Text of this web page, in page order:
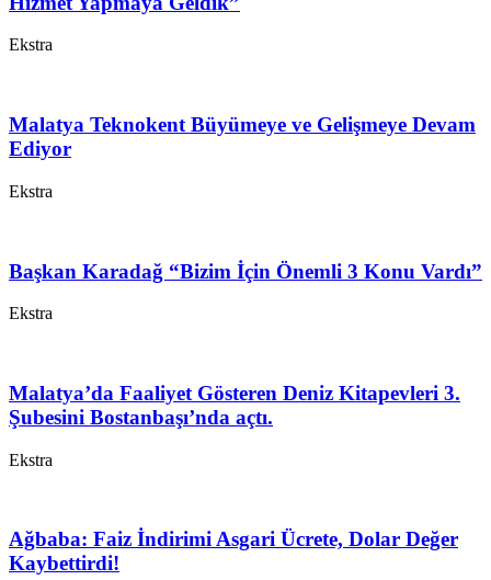
Ekstra
Malatya Teknokent Büyümeye ve Gelişmeye Devam
Ediyor
Ekstra
Başkan Karadağ “Bizim İçin Önemli 3 Konu Vardı”
Ekstra
Malatya’da Faaliyet Gösteren Deniz Kitapevleri 3.
Şubesini Bostanbaşı’nda açtı.
Ekstra
Ağbaba: Faiz İndirimi Asgari Ücrete, Dolar Değer
Kaybettirdi!